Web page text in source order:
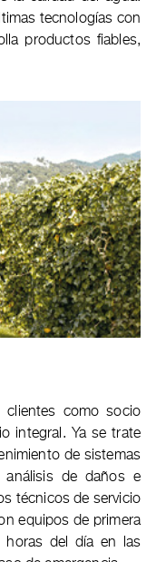
tecnologías con
productos fiables,
clientes como socio
integral. Ya se trate
de sistemas
de daños e
técnicos de servicio
equipos de primera
horas del día en las